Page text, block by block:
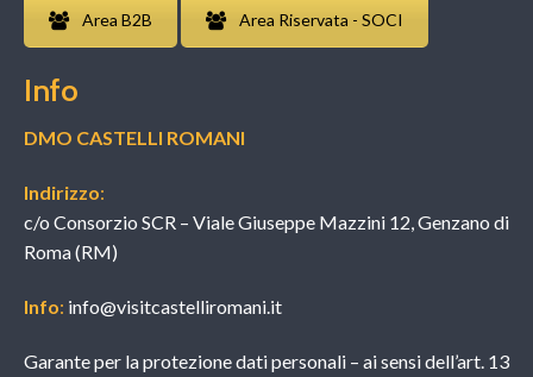
Area B2B Area Riservata - SOCI
Info
DMO CASTELLI ROMANI
Indirizzo:
c/o Consorzio SCR – Viale Giuseppe Mazzini 12, Genzano di
Roma (RM)
Info: info@visitcastelliromani.it
Garante per la protezione dati personali – ai sensi dell’art. 13